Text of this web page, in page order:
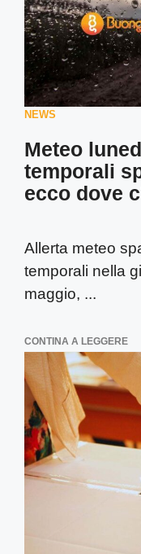
NEWS
Meteo
temporali
ecco dove
Allerta meteo
temporali nella
maggio, ...
CONTINA A LEGGERE